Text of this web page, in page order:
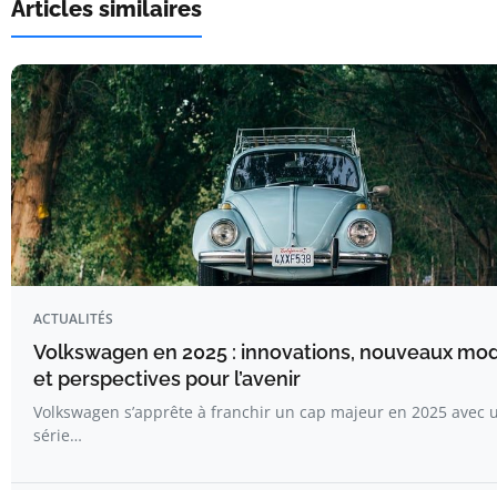
Articles similaires
ACTUALITÉS
Volkswagen en 2025 : innovations, nouveaux
et perspectives pour l’avenir
Volkswagen s’apprête à franchir un cap majeur en 2025 avec
série…